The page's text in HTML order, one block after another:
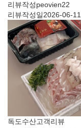
리뷰작성peovien22
리뷰작성일2026-06-11
독도수산고객리뷰